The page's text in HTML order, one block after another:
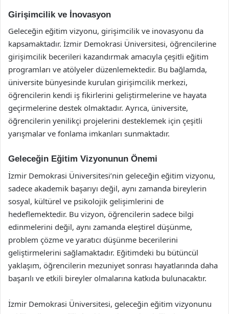
Girişimcilik ve İnovasyon
Geleceğin eğitim vizyonu, girişimcilik ve inovasyonu da
kapsamaktadır. İzmir Demokrasi Üniversitesi, öğrencilerine
girişimcilik becerileri kazandırmak amacıyla çeşitli eğitim
programları ve atölyeler düzenlemektedir. Bu bağlamda,
üniversite bünyesinde kurulan girişimcilik merkezi,
öğrencilerin kendi iş fikirlerini geliştirmelerine ve hayata
geçirmelerine destek olmaktadır. Ayrıca, üniversite,
öğrencilerin yenilikçi projelerini desteklemek için çeşitli
yarışmalar ve fonlama imkanları sunmaktadır.
Geleceğin Eğitim Vizyonunun Önemi
İzmir Demokrasi Üniversitesi’nin geleceğin eğitim vizyonu,
sadece akademik başarıyı değil, aynı zamanda bireylerin
sosyal, kültürel ve psikolojik gelişimlerini de
hedeflemektedir. Bu vizyon, öğrencilerin sadece bilgi
edinmelerini değil, aynı zamanda eleştirel düşünme,
problem çözme ve yaratıcı düşünme becerilerini
geliştirmelerini sağlamaktadır. Eğitimdeki bu bütüncül
yaklaşım, öğrencilerin mezuniyet sonrası hayatlarında daha
başarılı ve etkili bireyler olmalarına katkıda bulunacaktır.
İzmir Demokrasi Üniversitesi, geleceğin eğitim vizyonunu